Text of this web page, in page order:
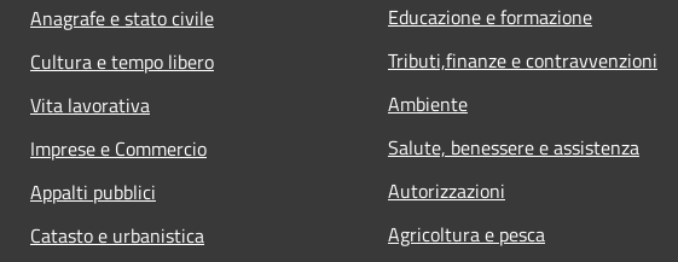
Anagrafe e stato civile
Cultura e tempo libero
Vita lavorativa
Imprese e Commercio
Appalti pubblici
Catasto e urbanistica
Educazione e formazione
Tributi,finanze e contravvenzioni
Ambiente
Salute, benessere e assistenza
Autorizzazioni
Agricoltura e pesca